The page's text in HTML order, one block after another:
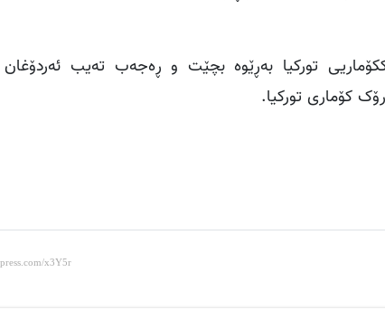
و سەرۆک­کۆماریی تورکیا بەڕێوە بچێت ‌و ڕەجەب تەیب
کۆماری تورکیا.